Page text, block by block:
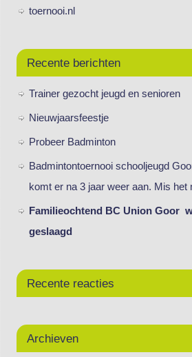
toernooi.nl
Recente berichten
Trainer gezocht jeugd en senioren
Nieuwjaarsfeestje
Probeer Badminton
Badmintontoernooi schooljeugd
komt er na 3 jaar weer aan. Mis het
Familieochtend BC Union Goor
geslaagd
Recente reacties
Archieven